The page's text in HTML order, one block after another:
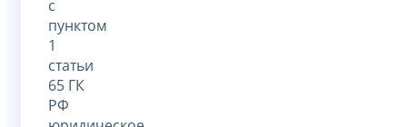
с
пунктом
1
статьи
65 ГК
РФ